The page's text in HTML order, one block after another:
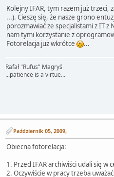
Kolejny IFAR, tym razem już trzeci,
...). Cieszę się, że nasze grono
porozmawiać ze specjalistami z IT
nam tymi korzystanie z
Fotorelacja już wkrótce
...
Rafał "Rufus" Magryś
...patience is a virtue...
Październik 05, 2009,
Obiecna fotorelacja:
1. Przed IFAR archiwiści udali się w
2. Oczywiście w pracy trzeba